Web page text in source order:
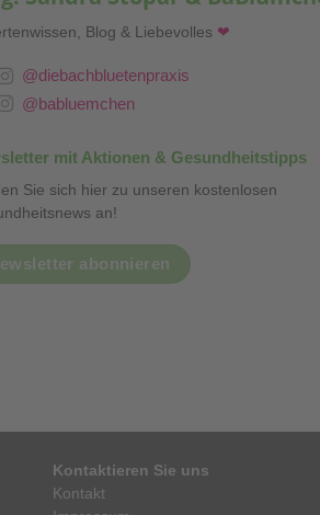
Blog & Liebevolles ❤
@diebachbluetenpraxis
@babluemchen
mit Aktionen & Gesundheitstipps
Sie sich hier zu unseren kostenlosen
an!
abonnieren
Kontaktieren Sie uns
Kontakt